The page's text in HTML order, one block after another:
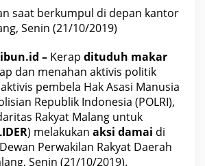
saat berkumpul di depan kantor
Senin (21/10/2019)
– Kerap dituduh makar
dan menahan aktivis politik
pembela Hak Asasi Manusia
Republik Indonesia (POLRI),
Rakyat Malang untuk
) melakukan aksi damai di
Perwakilan Rakyat Daerah
Senin (21/10/2019).